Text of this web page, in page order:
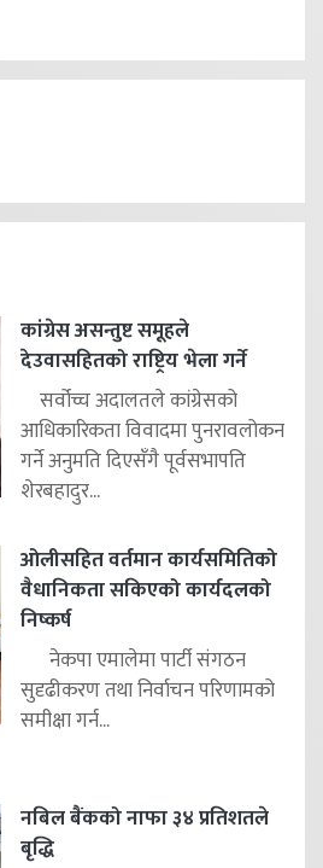
कांग्रेस असन्तुष्ट समूहले
देउवासहितको राष्ट्रिय भेला गर्ने
सर्वोच्च अदालतले कांग्रेसको
आधिकारिकता विवादमा पुनरावलोकन
गर्ने अनुमति दिएसँगै पूर्वसभापति
शेरबहादुर...
ओलीसहित वर्तमान कार्यसमितिको
वैधानिकता सकिएको कार्यदलको
निष्कर्ष
नेकपा एमालेमा पार्टी संगठन
सुदृढीकरण तथा निर्वाचन परिणामको
समीक्षा गर्न...
नबिल बैंकको नाफा ३४ प्रतिशतले
बृद्धि